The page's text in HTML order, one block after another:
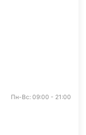
Пн-Вс: 09:00 - 21:00